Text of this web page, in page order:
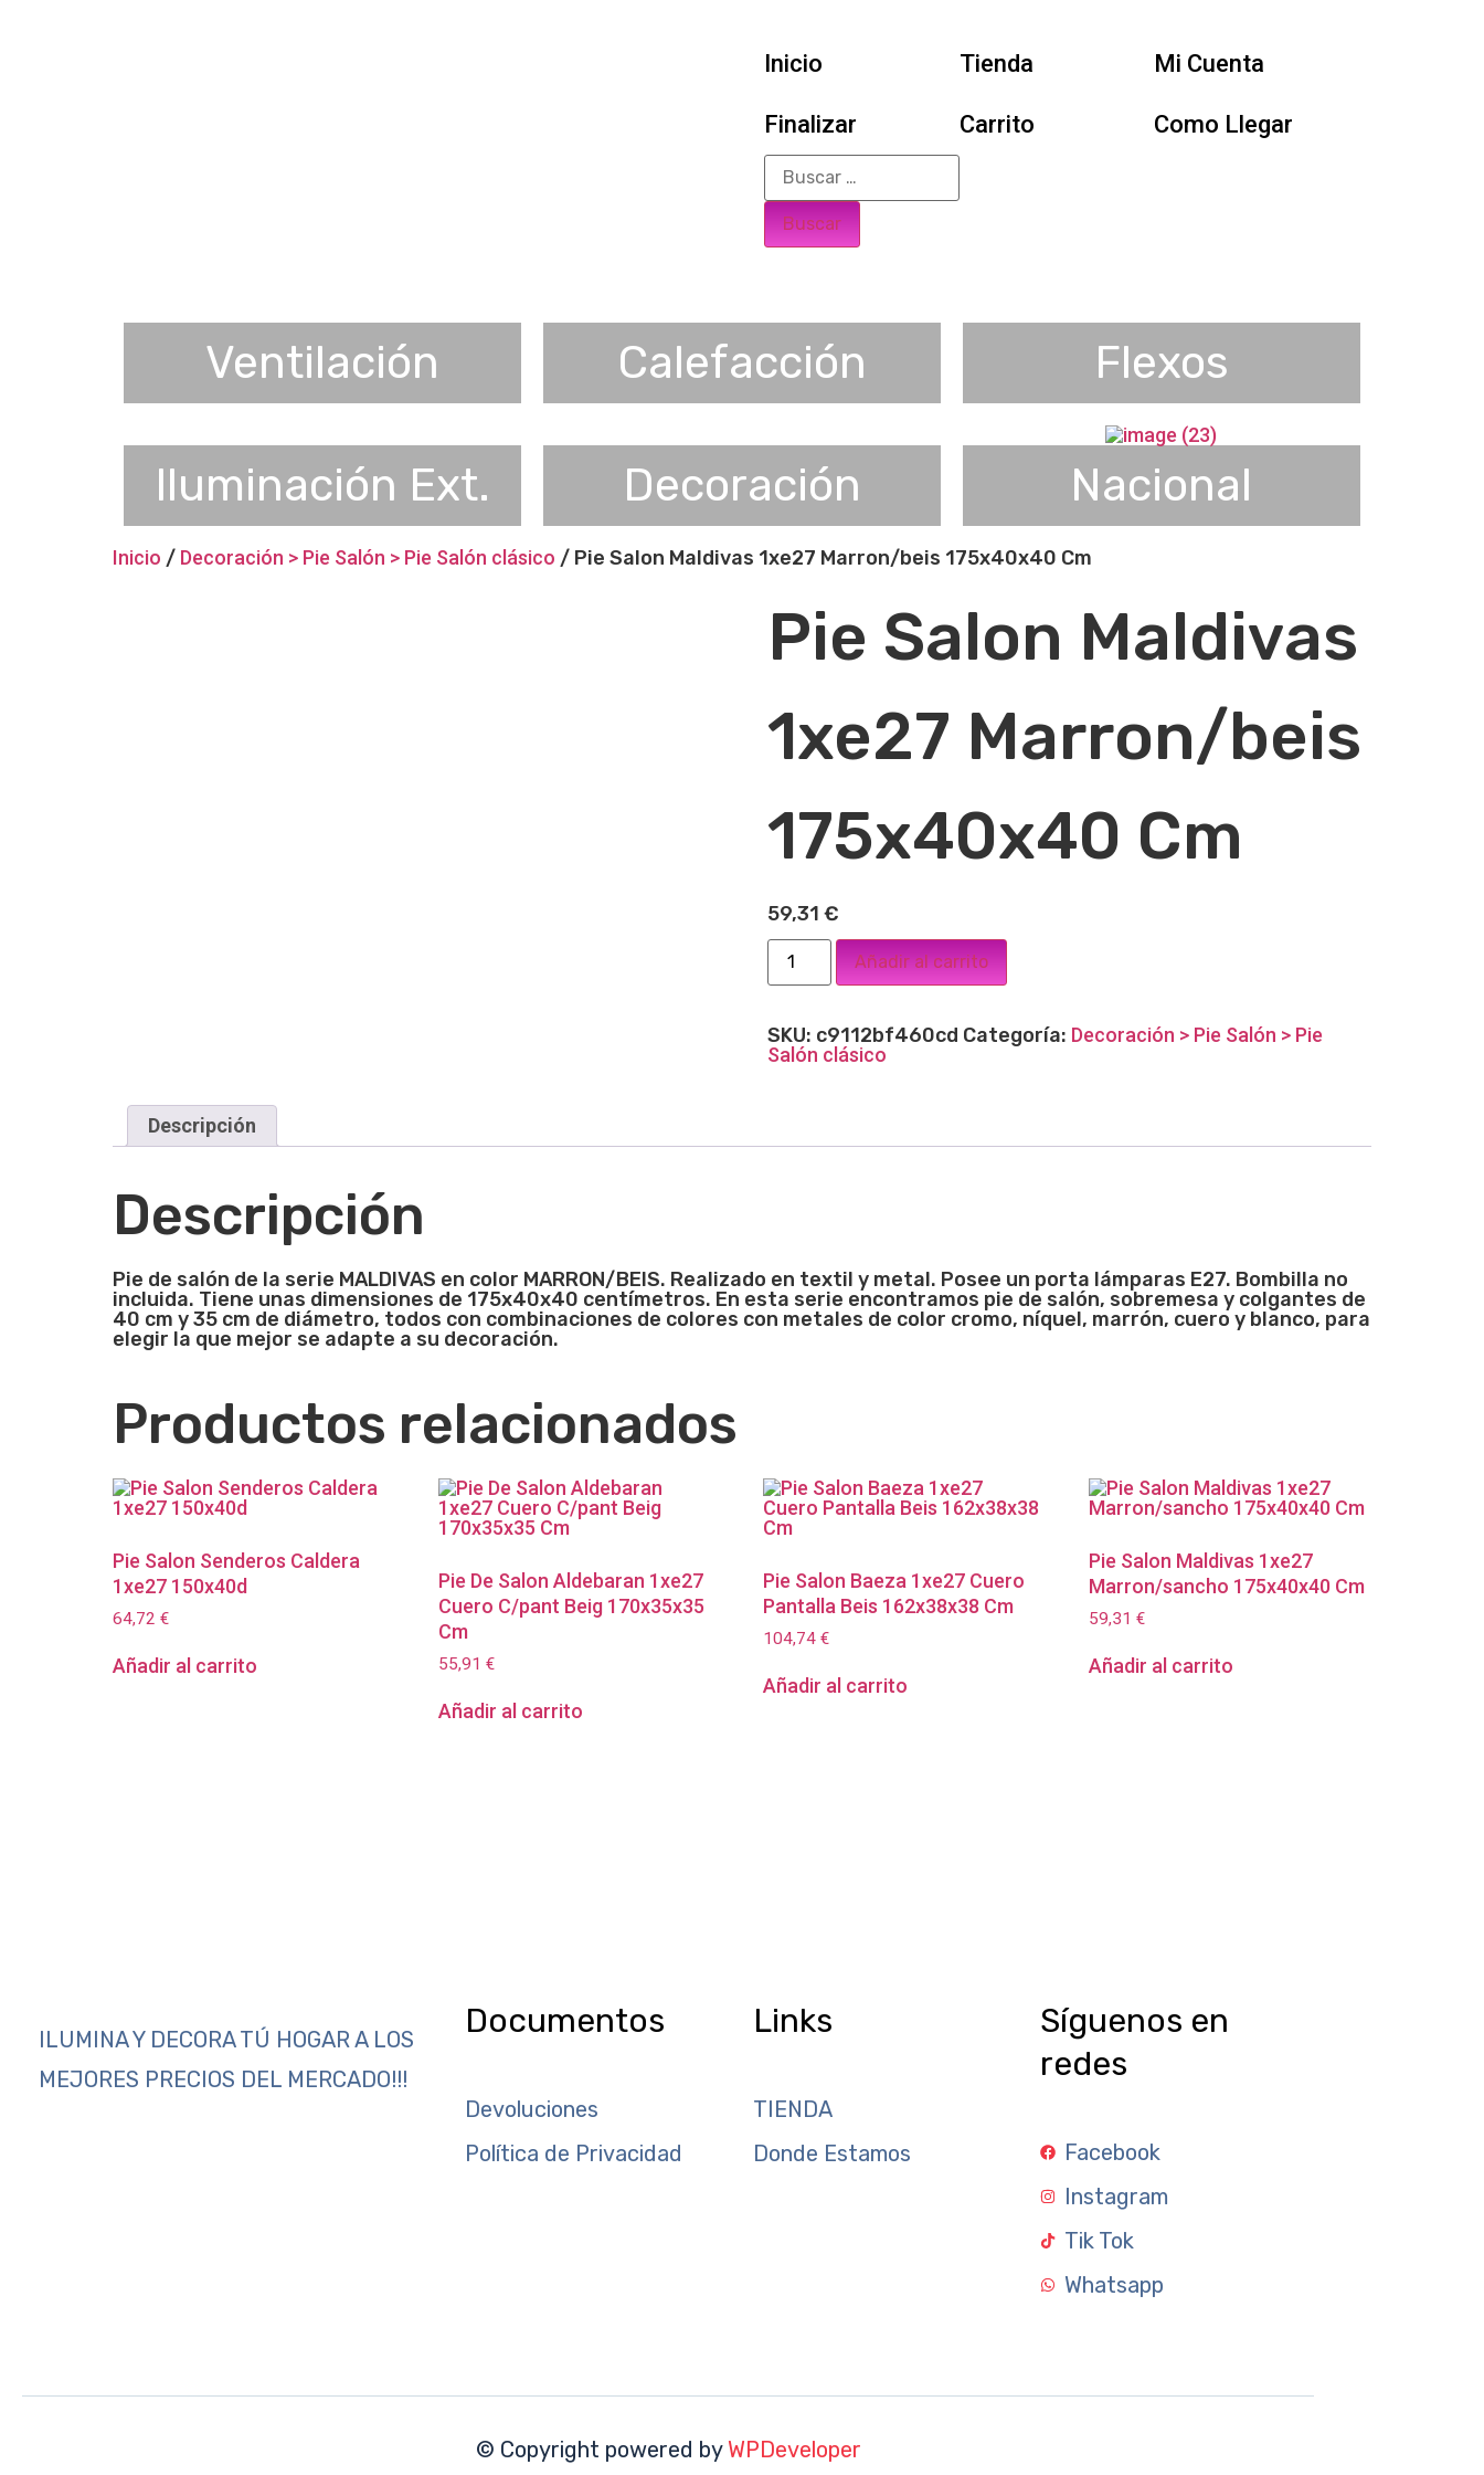
Inicio Tienda Mi Cuenta
Finalizar Carrito Como Llegar
Ventilación Calefacción Flexos
Iluminación Ext. Decoración Nacional
Inicio / Decoración > Pie Salón > Pie Salón clásico / Pie Salon Maldivas 1xe27 Marron/beis 175x40x40 Cm
Pie Salon Maldivas
1xe27 Marron/beis
175x40x40 Cm
59,31 €
Añadir al carrito
SKU: c9112bf460cd Categoría: Decoración > Pie Salón > Pie
Salón clásico
Descripción
Descripción
Pie de salón de la serie MALDIVAS en color MARRON/BEIS. Realizado en textil y metal. Posee un porta lámparas E27. Bombilla no
incluida. Tiene unas dimensiones de 175x40x40 centímetros. En esta serie encontramos pie de salón, sobremesa y colgantes de
40 cm y 35 cm de diámetro, todos con combinaciones de colores con metales de color cromo, níquel, marrón, cuero y blanco, para
elegir la que mejor se adapte a su decoración.
Productos relacionados
Pie Salon Senderos Caldera
1xe27 150x40d
64,72 €
Añadir al carrito
Pie De Salon Aldebaran 1xe27
Cuero C/pant Beig 170x35x35
Cm
55,91 €
Añadir al carrito
Pie Salon Baeza 1xe27 Cuero
Pantalla Beis 162x38x38 Cm
104,74€
Añadir al carrito
Pie Salon Maldivas 1xe27
Marron/sancho 175x40x40 Cm
59,31€
Añadir al carrito
ILUMINA Y DECORA TÚ HOGAR A LOS
MEJORES PRECIOS DEL MERCADO!!!
Documentos
Devoluciones
Política de Privacidad
Links
TIENDA
Donde Estamos
Síguenos en
redes
Facebook
Instagram
Tik Tok
Whatsapp
© Copyright powered by WPDeveloper